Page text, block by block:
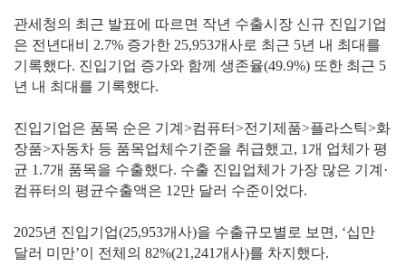
관세청의 최근 발표에 따르면 작년 수출시장 신규 진입기업
은 전년대비 2.7% 증가한 25,953개사로 최근 5년 내 최대를
기록했다. 진입기업 증가와 함께 생존율(49.9%) 또한 최근 5
년 내 최대를 기록했다.
진입기업은 품목 순은 기계>컴퓨터>전기제품>플라스틱>화
장품>자동차 등 품목업체수기준을 취급했고, 1개 업체가 평
균 1.7개 품목을 수출했다. 수출 진입업체가 가장 많은 기계·
컴퓨터의 평균수출액은 12만 달러 수준이었다.
2025년 진입기업(25,953개사)을 수출규모별로 보면, ‘십만
달러 미만’이 전체의 82%(21,241개사)를 차지했다.